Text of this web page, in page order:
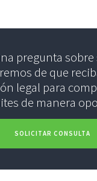
pregunta sobre
de que
legal para
de manera
SOLICITAR CONSULTA